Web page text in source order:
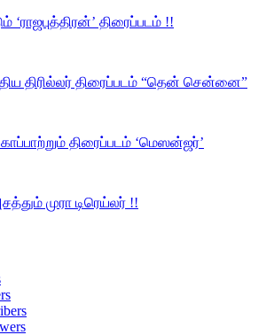
திரைப்படம் !!
திரில்லர் திரைப்படம் “தென் சென்னை”
திரைப்படம் ‘மெஸன்ஜர்’
முரா டிரெய்லர் !!